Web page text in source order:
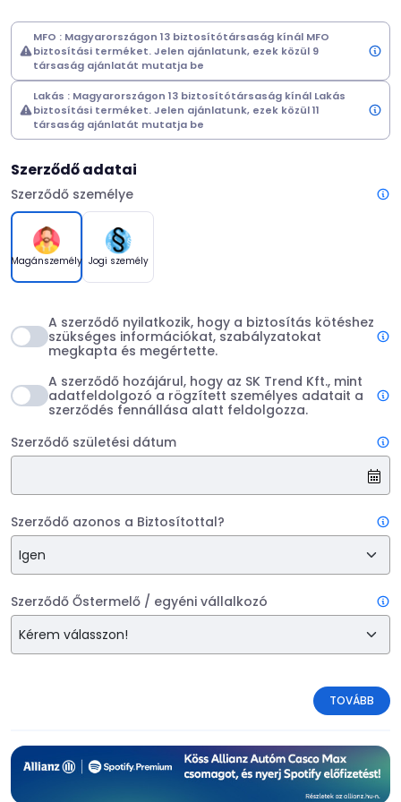
MFO : Magyarországon 13 biztosítótársaság kínál MFO
biztosítási terméket. Jelen ajánlatunk, ezek közül 9
társaság ajánlatát mutatja be
Lakás : Magyarországon 13 biztosítótársaság kínál Lakás
biztosítási terméket. Jelen ajánlatunk, ezek közül 11
társaság ajánlatát mutatja be
Szerződő adatai
Szerződő személye
Magánszemély Jogi személy
A szerződő nyilatkozik, hogy a biztosítás kötéshez
szükséges információkat, szabályzatokat
megkapta és megértette.
A szerződő hozájárul, hogy az SK Trend Kft., mint
adatfeldolgozó a rögzített személyes adatait a
szerződés fennállása alatt feldolgozza.
Szerződő születési dátum
Szerződő azonos a Biztosítottal?
Szerződő Őstermelő / egyéni vállalkozó
TOVÁBB